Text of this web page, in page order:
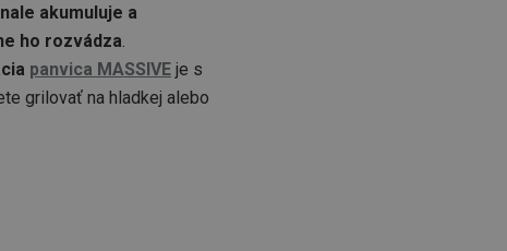
akumuluje a
ho rozvádza.
panvica MASSIVE je s
grilovať na hladkej alebo